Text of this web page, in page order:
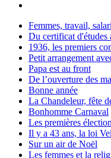
Femmes, travail,
Du certificat d'études
1936, les premiers
Petit arrangement
Papa est au front
De l’ouverture des
Bonne année
La Chandeleur, fête
Bonhomme Carnaval
Les premières
Il y a 43 ans, la loi
Sur un air de Noël
Les femmes et la